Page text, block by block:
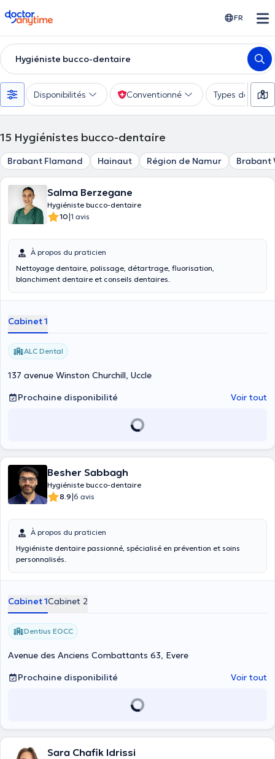
doctoranytime FR
Hygiéniste bucco-dentaire
Disponibilités Conventionné Types de
15 Hygiénistes bucco-dentaire
Brabant Flamand Hainaut Région de Namur Brabant
Salma Berzegane
Hygiéniste bucco-dentaire
10|1 avis
À propos du praticien
Nettoyage dentaire, polissage, détartrage, fluorisation,
blanchiment dentaire et conseils dentaires.
Cabinet 1
ALC Dental
137 avenue Winston Churchill, Uccle
Prochaine disponibilité
Voir tout
Besher Sabbagh
Hygiéniste bucco-dentaire
8.9|6 avis
À propos du praticien
Hygiéniste dentaire passionné, spécialisé en prévention et soins
personnalisés.
Cabinet 1Cabinet 2
Dentius EOCC
Avenue des Anciens Combattants 63, Evere
Prochaine disponibilité
Voir tout
Sara Chafik Idrissi